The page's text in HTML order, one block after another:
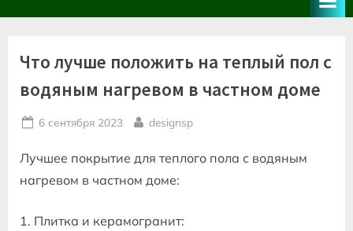
Что лучше положить на теплый пол с
водяным нагревом в частном доме
Posted
6 сентября 2023 By
designsp
Лучшее покрытие для теплого пола с водяным
нагревом в частном доме:
1. Плитка и керамогранит: